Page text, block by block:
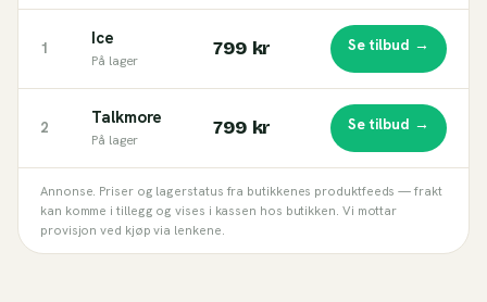
1 Ice
På lager
799 kr Se tilbud →
2 Talkmore
På lager
799 kr Se tilbud →
Annonse. Priser og lagerstatus fra butikkenes produktfeeds — frakt
kan komme i tillegg og vises i kassen hos butikken. Vi mottar
provisjon ved kjøp via lenkene.